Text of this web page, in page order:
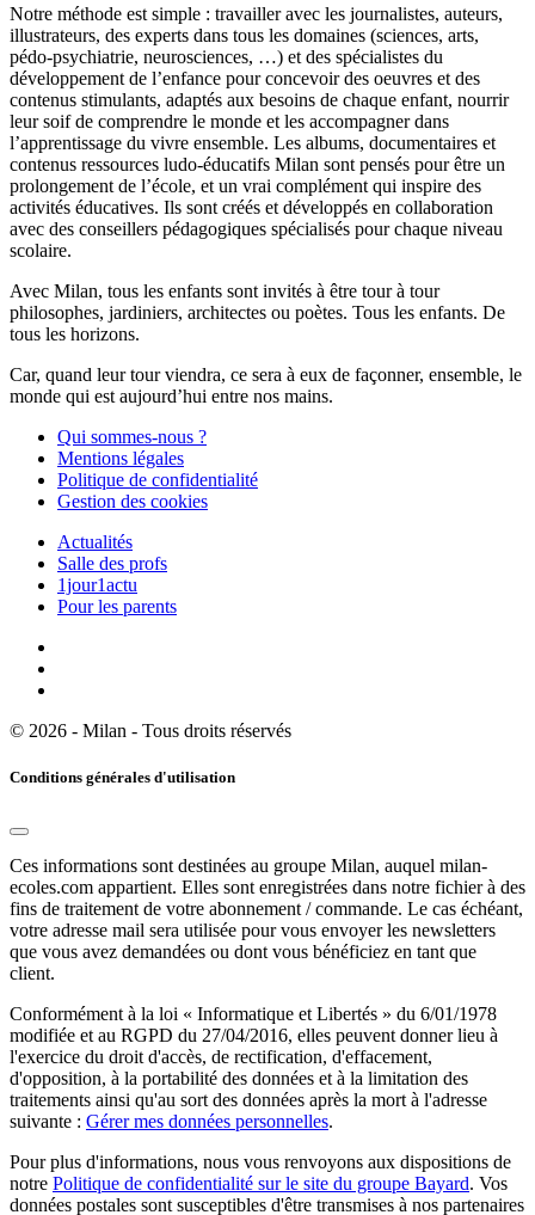
Notre méthode est simple : travailler avec les journalistes, auteurs,
illustrateurs, des experts dans tous les domaines (sciences, arts,
pédo-psychiatrie, neurosciences, …) et des spécialistes du
développement de l’enfance pour concevoir des oeuvres et des
contenus stimulants, adaptés aux besoins de chaque enfant, nourrir
leur soif de comprendre le monde et les accompagner dans
l’apprentissage du vivre ensemble. Les albums, documentaires et
contenus ressources ludo-éducatifs Milan sont pensés pour être un
prolongement de l’école, et un vrai complément qui inspire des
activités éducatives. Ils sont créés et développés en collaboration
avec des conseillers pédagogiques spécialisés pour chaque niveau
scolaire.
Avec Milan, tous les enfants sont invités à être tour à tour
philosophes, jardiniers, architectes ou poètes. Tous les enfants. De
tous les horizons.
Car, quand leur tour viendra, ce sera à eux de façonner, ensemble, le
monde qui est aujourd’hui entre nos mains.
Qui sommes-nous ?
Mentions légales
Politique de confidentialité
Gestion des cookies
Actualités
Salle des profs
1jour1actu
Pour les parents
© 2026 - Milan - Tous droits réservés
Conditions générales d'utilisation
Ces informations sont destinées au groupe Milan, auquel milan-
ecoles.com appartient. Elles sont enregistrées dans notre fichier à des
fins de traitement de votre abonnement / commande. Le cas échéant,
votre adresse mail sera utilisée pour vous envoyer les newsletters
que vous avez demandées ou dont vous bénéficiez en tant que
client.
Conformément à la loi « Informatique et Libertés » du 6/01/1978
modifiée et au RGPD du 27/04/2016, elles peuvent donner lieu à
l'exercice du droit d'accès, de rectification, d'effacement,
d'opposition, à la portabilité des données et à la limitation des
traitements ainsi qu'au sort des données après la mort à l'adresse
suivante : Gérer mes données personnelles.
Pour plus d'informations, nous vous renvoyons aux dispositions de
notre Politique de confidentialité sur le site du groupe Bayard. Vos
données postales sont susceptibles d'être transmises à nos partenaires